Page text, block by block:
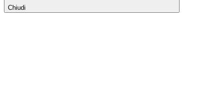
Chiudi